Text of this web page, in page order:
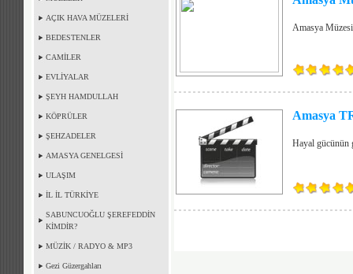
AÇIK HAVA MÜZELERİ
BEDESTENLER
CAMİLER
EVLİYALAR
ŞEYH HAMDULLAH
KÖPRÜLER
ŞEHZADELER
AMASYA GENELGESİ
ULAŞIM
İL İL TÜRKİYE
SABUNCUOĞLU ŞEREFEDDİN
KİMDİR?
MÜZİK / RADYO & MP3
Gezi Güzergahları
Amasya Müzesi
Amasya
Hayal gücünün